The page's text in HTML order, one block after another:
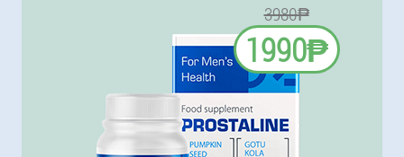
3980₱
1990₱